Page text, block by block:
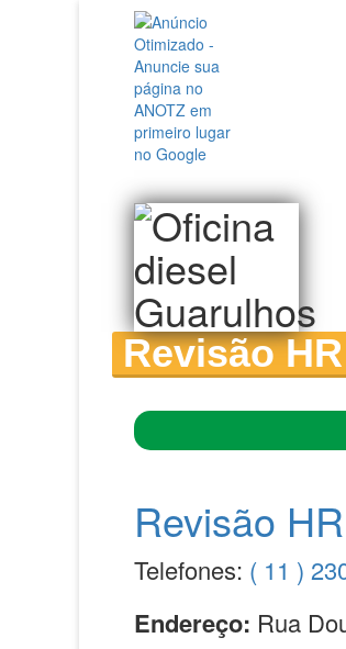
Revisão HR
Revisão HR
Telefones: ( 11 )
Endereço: Rua